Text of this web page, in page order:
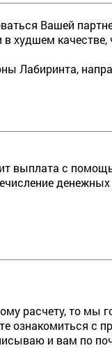
Вашей
качестве,
Лабиринта,
выплата с
расчету, то мы
ознакомиться с
и вам по